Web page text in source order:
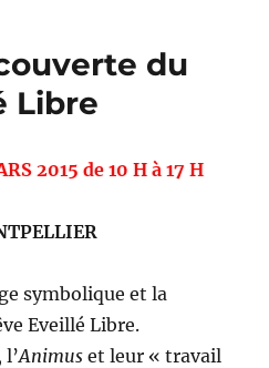
du
Libre
2015 de 10 H à 17 H
symbolique et la
Eveillé Libre.
l’Animus et leur « travail